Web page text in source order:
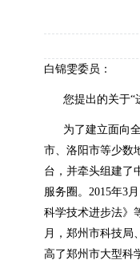
白锦雯委员：
您提出的关于“
为了建立面向
市、洛阳市等少数
台，并牵头组建了
服务圈。2015年3
科学技术进步法》
月，郑州市科技局
高了郑州市大型科